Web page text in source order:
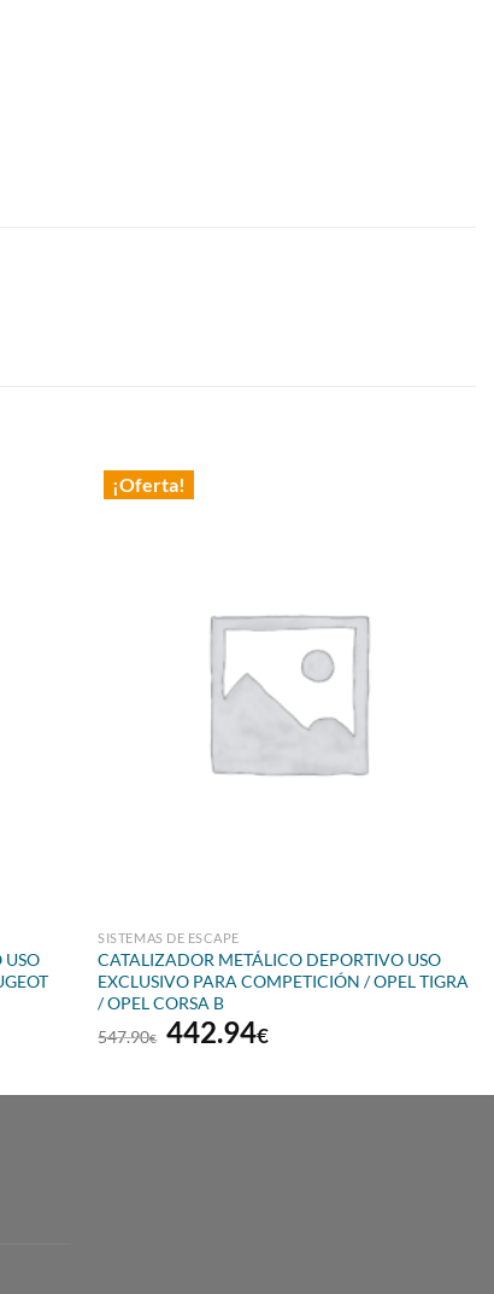
USO
¡Oferta!
SISTEMAS DE ESCAPE
CATALIZADOR METÁLICO DEPORTIVO USO
EXCLUSIVO PARA COMPETICIÓN / OPEL TIGRA
/ OPEL CORSA B
547.90€
El
original
442.94€El
actual